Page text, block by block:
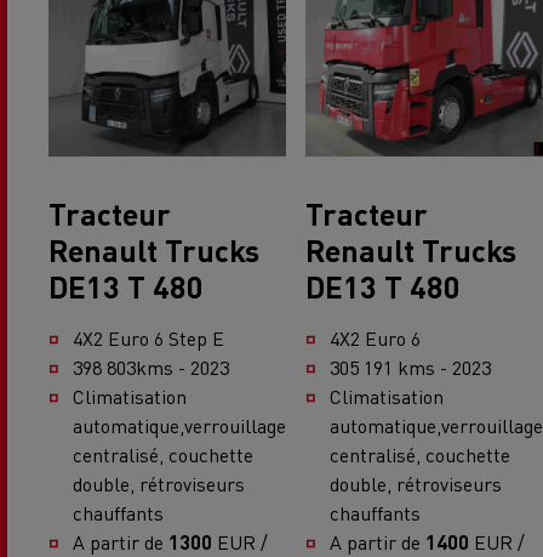
Tracteur
Renault Trucks
DE13 T 480
4X2 Euro 6 Step E
398 803kms - 2023
Climatisation
automatique,verrouillage
centralisé, couchette
double, rétroviseurs
chauffants
A partir de 1300 EUR /
Tracteur
Renault Trucks
DE13 T 480
4X2 Euro 6
305 191 kms - 2023
Climatisation
automatique,verrouillage
centralisé, couchette
double, rétroviseurs
chauffants
A partir de 1400 EUR /